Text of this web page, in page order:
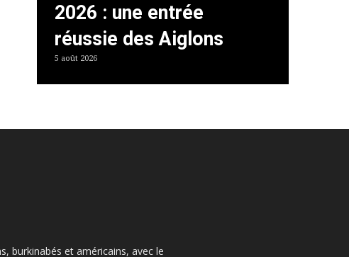
2026 : une entrée
réussie des Aiglons
5 août 2026
burkinabés et américains, avec le